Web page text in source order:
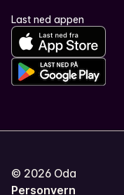
Last ned appen
© 2026 Oda
Personvern